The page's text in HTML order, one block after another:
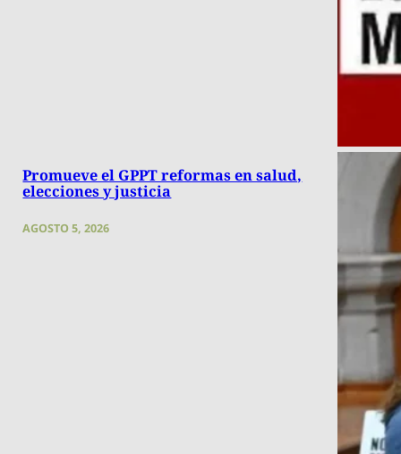
Promueve el GPPT reformas en salud,
elecciones y justicia
AGOSTO 5, 2026